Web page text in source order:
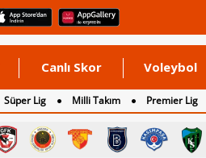
Canlı Skor Voleybol
Süper Lig Milli Takım Premier Lig